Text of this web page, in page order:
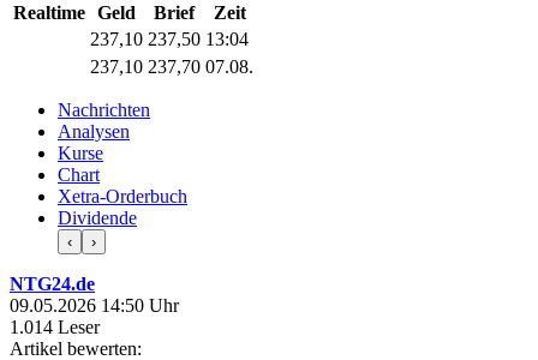
Realtime Geld Brief
Zeit
237,10 237,50 13:04
237,10 237,70 07.08.
Nachrichten
Analysen
Kurse
Chart
Xetra-Orderbuch
Dividende
‹ ›
NTG24.de
09.05.2026 14:50 Uhr
1.014 Leser
Artikel bewerten: